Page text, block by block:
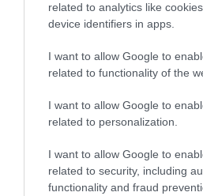
related to analytics like
device identifiers in apps.
I want to allow Google to
related to functionality of the
I want to allow Google to
related to personalization.
I want to allow Google to
related to security, including
functionality and fraud
27.08.2022
Αυξημένη η κατανάλωση
καυσίμων το 7μηνο παρά
Η κατανάλωση βενζίνης στο 7μηνο
αυξημένη κατά 6% σε σχέση με
του 2021